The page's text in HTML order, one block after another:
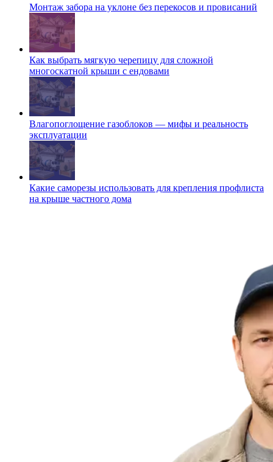
Монтаж забора на уклоне без перекосов и провисаний
Как выбрать мягкую черепицу для сложной
многоскатной крыши с ендовами
Влагопоглощение газоблоков — мифы и реальность
эксплуатации
Какие саморезы использовать для крепления профлиста
на крыше частного дома